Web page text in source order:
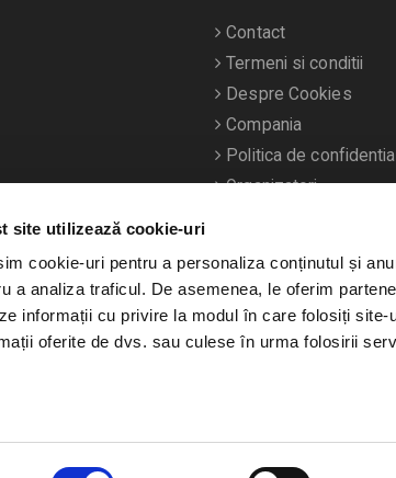
site utilizează cookie-uri
cookie-uri pentru a personaliza conținutul și
a analiza traficul. De asemenea, le oferim
informații cu privire la modul în care folosiți
oferite de dvs. sau culese în urma folosirii
Contact
Termeni si conditii
Despre Cookies
Compania
Politica de
Organizatori